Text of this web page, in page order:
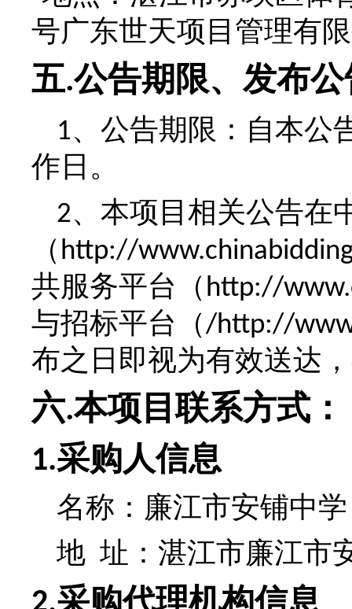
号广东世天项目管理有
五.公告期限、发布
1、公告期限：自本公
作日。
2、 本项目相关公告在
（http://
共服务平台（http://
与招标平台（/http://
布之日即视为有效送达
六.本项目联系方式：
1.采购人信息
名称： 廉江市安铺中学
地 址：湛江市廉江市
采购代理机构信息